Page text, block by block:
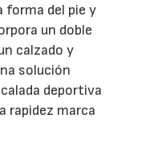
forma del pie y
un doble
calzado y
solución
deportiva
rapidez marca